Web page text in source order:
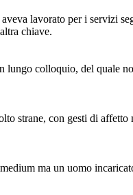
lavorato per i servizi
chiave.
lungo colloquio, del quale
strane, con gesti di
ma un uomo